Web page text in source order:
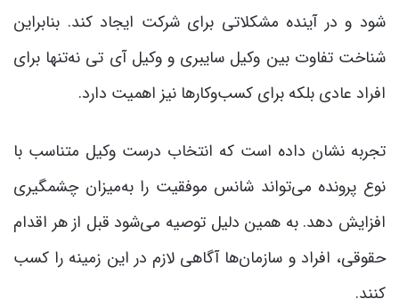
شود و در آینده مشکلاتی برای شرکت ایجاد کند. بنابراین
شناخت تفاوت بین وکیل سایبری و وکیل آی تی نه‌تنها برای
افراد عادی بلکه برای کسب‌وکارها نیز اهمیت دارد.
تجربه نشان داده است که انتخاب درست وکیل متناسب با
نوع پرونده می‌تواند شانس موفقیت را به‌میزان چشمگیری
افزایش دهد. به همین دلیل توصیه می‌شود قبل از هر اقدام
حقوقی، افراد و سازمان‌ها آگاهی لازم در این زمینه را کسب
کنند.